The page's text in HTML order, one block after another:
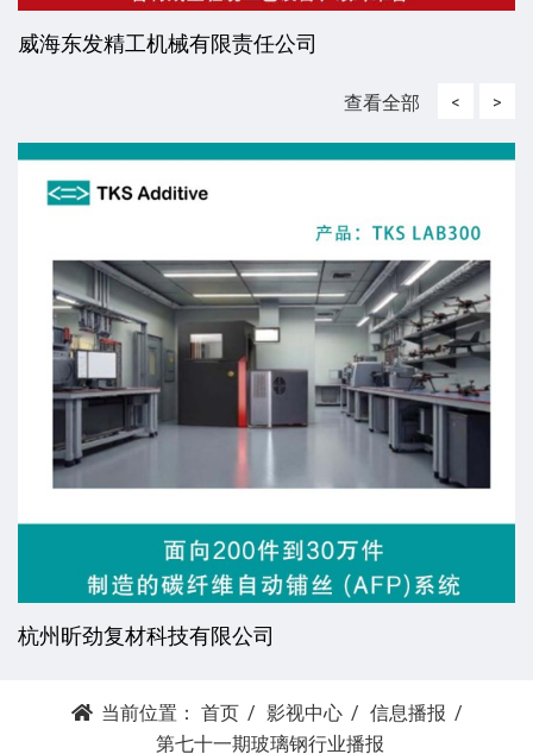
威海东发精工机械有限责任公司
查看全部 <
杭州昕劲复材科技有限公司
>
当前位置： 首页 影视中心
信息播报
第七十一期玻璃钢行业播报